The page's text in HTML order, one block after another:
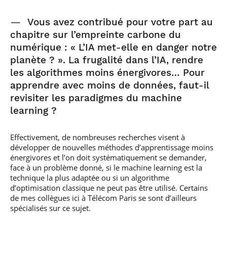
—
Vous avez contribué pour votre part au
chapitre sur l’empreinte carbone du
numérique : « L’IA met-elle en danger notre
planète ? ». La frugalité dans l’IA, rendre
les algorithmes moins énergivores… Pour
apprendre avec moins de données, faut-il
revisiter les paradigmes du machine
learning ?
Effectivement, de nombreuses recherches visent à
développer de nouvelles méthodes d’apprentissage moins
énergivores et l’on doit systématiquement se demander,
face à un problème donné, si le machine learning est la
technique la plus adaptée ou si un algorithme
d’optimisation classique ne peut pas être utilisé. Certains
de mes collègues ici à Télécom Paris se sont d’ailleurs
spécialisés sur ce sujet.